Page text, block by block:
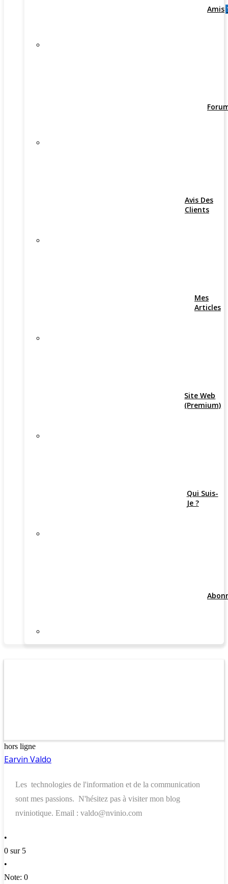
Amis
Avis Des
Clients
Mes
Articles
Site Web
(Premium)
Qui Suis-
Je ?
hors ligne
Earvin Valdo
Les technologies de l'information et de la communication
sont mes passions. N'hésitez pas à visiter mon blog
nviniotique. Email : valdo@nvinio.com
•
0 sur 5
•
Note: 0